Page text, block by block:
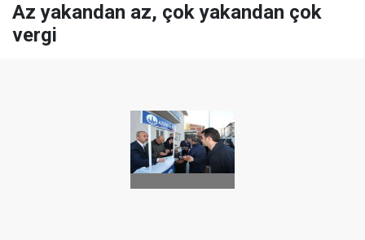
Az yakandan az, çok yakandan çok
vergi